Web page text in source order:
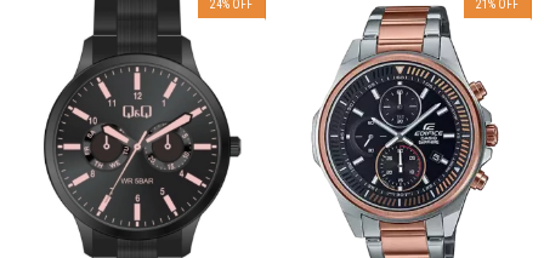
24% OFF 21 % OFF